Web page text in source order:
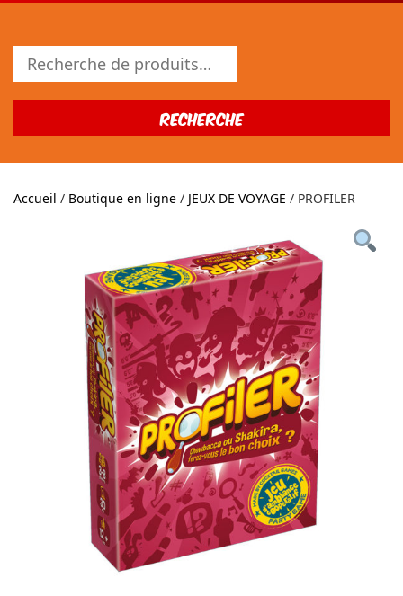
pour :
Recherche
Accueil / Boutique en ligne / JEUX DE VOYAGE / PROFILER